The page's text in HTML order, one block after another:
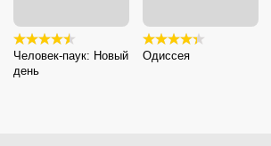
Человек-паук: Новый
день
Одиссея